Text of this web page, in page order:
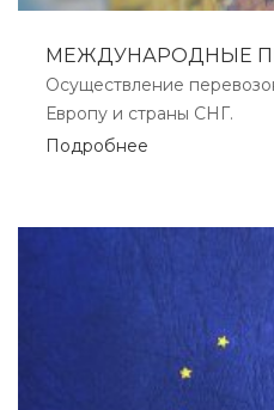
МЕЖДУНАРОДНЫЕ
Осуществление
Европу и страны СНГ.
Подробнее